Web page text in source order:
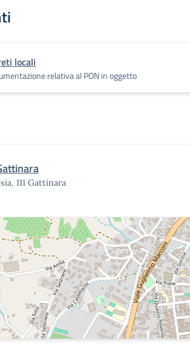
locali
relativa al PON in oggetto
111 Gattinara